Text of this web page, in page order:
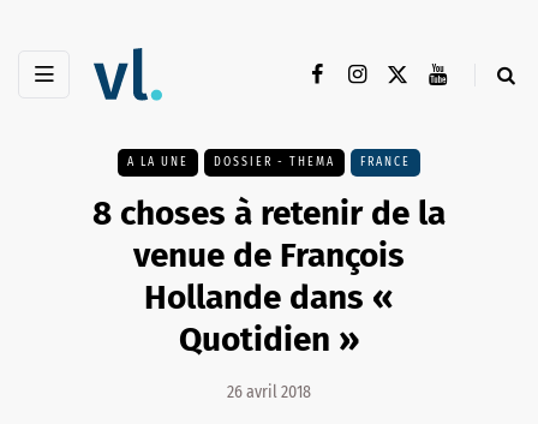
A LA UNE DOSSIER - THEMA FRANCE
8 choses à retenir de la
venue de François
Hollande dans «
Quotidien »
26 avril 2018